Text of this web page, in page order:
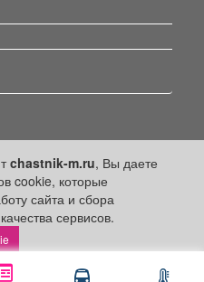
chastnik-m.ru, Вы даете
cookie, которые
сайта и сбора
сервисов.
«На правах рекламы»,
за достоверность